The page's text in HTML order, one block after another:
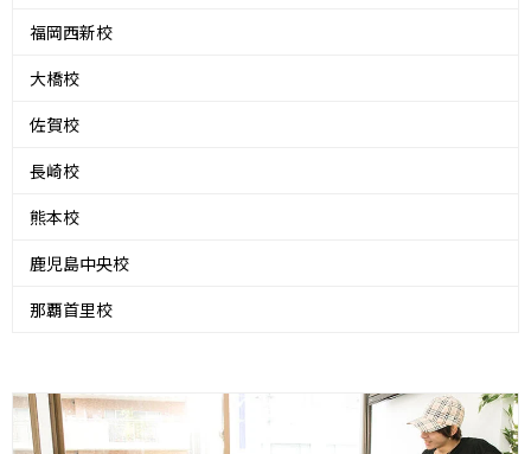
福岡西新校
大橋校
佐賀校
長崎校
熊本校
鹿児島中央校
那覇首里校